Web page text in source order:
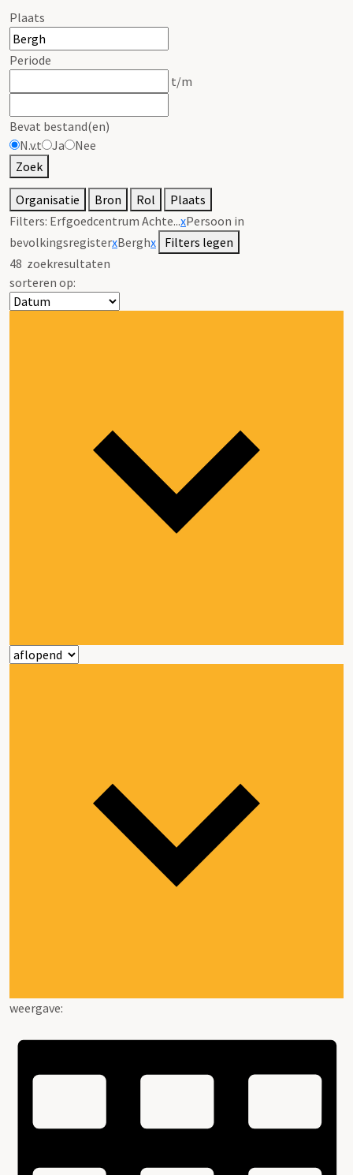
Plaats
Periode
t/m
Bevat bestand(en)
N.v.t
Ja
Nee
Zoek
Organisatie Bron Rol
Plaats
Filters: Erfgoedcentrum Achte...xPersoon in
bevolkingsregisterxBerghx Filters legen
48 zoekresultaten
sorteren op:
weergave: